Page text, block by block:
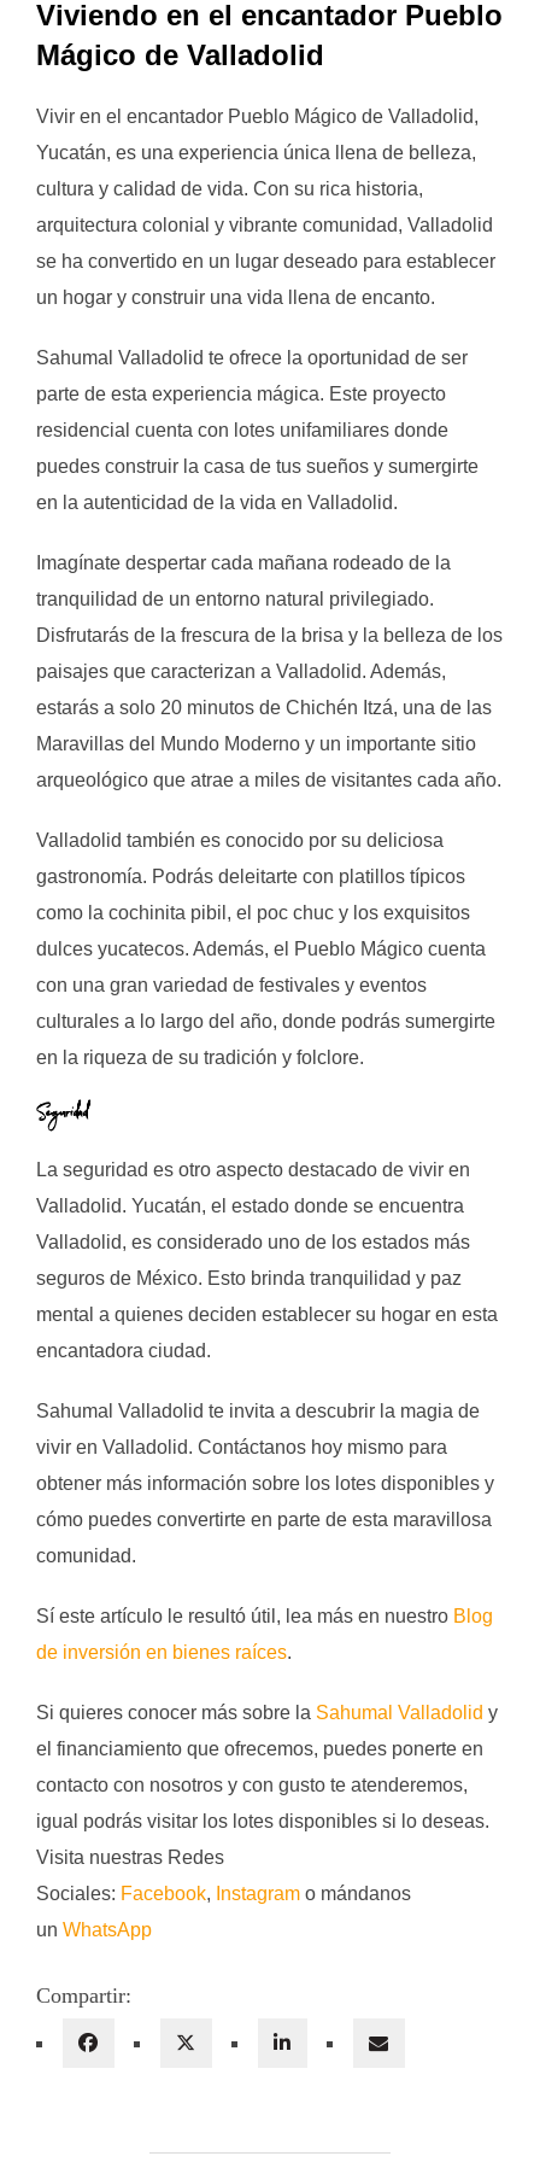
Viviendo en el encantador Pueblo
Mágico de Valladolid
Vivir en el encantador Pueblo Mágico de Valladolid,
Yucatán, es una experiencia única llena de belleza,
cultura y calidad de vida. Con su rica historia,
arquitectura colonial y vibrante comunidad, Valladolid
se ha convertido en un lugar deseado para establecer
un hogar y construir una vida llena de encanto.
Sahumal Valladolid te ofrece la oportunidad de ser
parte de esta experiencia mágica. Este proyecto
residencial cuenta con lotes unifamiliares donde
puedes construir la casa de tus sueños y sumergirte
en la autenticidad de la vida en Valladolid.
Imagínate despertar cada mañana rodeado de la
tranquilidad de un entorno natural privilegiado.
Disfrutarás de la frescura de la brisa y la belleza de los
paisajes que caracterizan a Valladolid. Además,
estarás a solo 20 minutos de Chichén Itzá, una de las
Maravillas del Mundo Moderno y un importante sitio
arqueológico que atrae a miles de visitantes cada año.
Valladolid también es conocido por su deliciosa
gastronomía. Podrás deleitarte con platillos típicos
como la cochinita pibil, el poc chuc y los exquisitos
dulces yucatecos. Además, el Pueblo Mágico cuenta
con una gran variedad de festivales y eventos
culturales a lo largo del año, donde podrás sumergirte
en la riqueza de su tradición y folclore.
Seguridad
La seguridad es otro aspecto destacado de vivir en
Valladolid. Yucatán, el estado donde se encuentra
Valladolid, es considerado uno de los estados más
seguros de México. Esto brinda tranquilidad y paz
mental a quienes deciden establecer su hogar en esta
encantadora ciudad.
Sahumal Valladolid te invita a descubrir la magia de
vivir en Valladolid. Contáctanos hoy mismo para
obtener más información sobre los lotes disponibles y
cómo puedes convertirte en parte de esta maravillosa
comunidad.
Sí este artículo le resultó útil, lea más en nuestro Blog
de inversión en bienes raíces.
Si quieres conocer más sobre la Sahumal Valladolid y
el financiamiento que ofrecemos, puedes ponerte en
contacto con nosotros y con gusto te atenderemos,
igual podrás visitar los lotes disponibles si lo deseas.
Visita nuestras Redes
Sociales: Facebook, Instagram o mándanos
un WhatsApp
Compartir: